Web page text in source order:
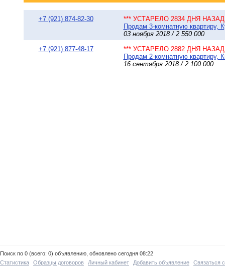
+7 (921) 874-82-30
*** УСТАРЕЛО 2834 ДНЯ НАЗАД
Продам 3-комнатную квартиру,
03 ноября 2018 / 2 550 000
+7 (921) 877-48-17
*** УСТАРЕЛО 2882 ДНЯ НАЗАД
Продам 2-комнатную квартиру,
16 сентября 2018 / 2 100 000
Поиск по 0 (всего: 0) объявлению, обновлено сегодня 08:22
Статистика
Образцы договоров Личный кабинет Добавить объявление Связаться